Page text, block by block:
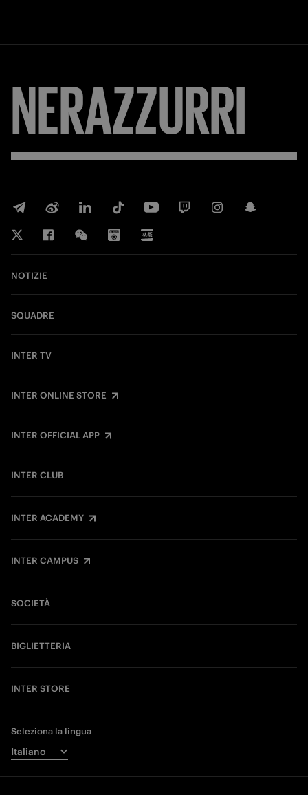
NERAZZURRI
NOTIZIE
SQUADRE
INTER TV
INTER ONLINE STORE
INTER OFFICIAL APP
INTER CLUB
INTER ACADEMY
INTER CAMPUS
SOCIETÀ
BIGLIETTERIA
INTER STORE
Seleziona la lingua